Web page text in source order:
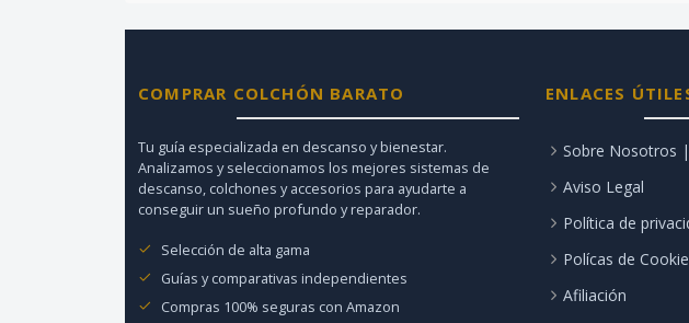
COMPRAR COLCHÓN BARATO
Tu guía especializada en descanso y bienestar.
Analizamos y seleccionamos los mejores sistemas de
descanso, colchones y accesorios para ayudarte a
conseguir un sueño profundo y reparador.
Selección de alta gama
Guías y comparativas independientes
Compras 100% seguras con Amazon
ENLACES
Sobre Nosotros
Aviso Legal
Política de
Polícas de
Afiliación